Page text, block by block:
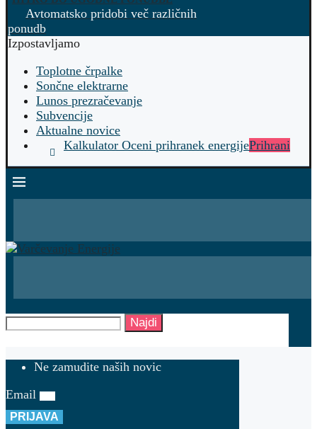
Avtomatsko pridobi več različnih
ponudb
Izpostavljamo
Toplotne črpalke
Sončne elektrarne
Lunos prezračevanje
Subvencije
Aktualne novice
Kalkulator Oceni prihranek energijePrihrani
Najdi
Ne zamudite naših novic
Email
PRIJAVA